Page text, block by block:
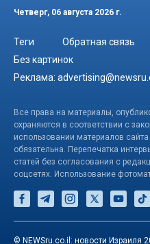
Четверг, 06 августа 2026 г.
Теги Обратная связь
Без картинок
Реклама:
Все права на материалы,
охраняются в соответствии с
использовании материалов
обязательна. Перепечатка
статей без согласования с
соцсетях. Использование
© NEWSru.co.il: новости Израиля